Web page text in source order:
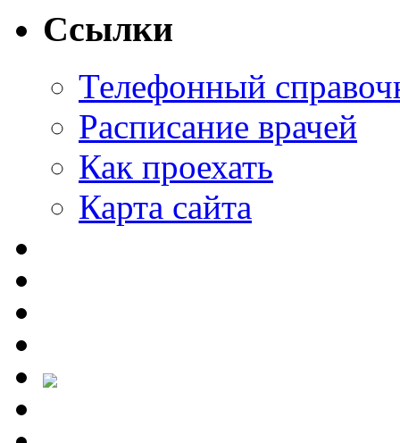
Ссылки
Телефонный
Расписание врачей
Как проехать
Карта сайта